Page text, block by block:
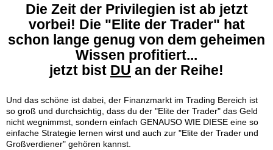
Die Zeit der Privilegien ist ab jetzt
vorbei! Die "Elite der Trader" hat
schon lange genug von dem geheimen
Wissen profitiert...
jetzt bist DU an der Reihe!
Und das schöne ist dabei, der Finanzmarkt im Trading Bereich ist
so groß und durchsichtig, dass du der "Elite der Trader" das Geld
nicht wegnimmst, sondern einfach GENAUSO WIE DIESE eine so
einfache Strategie lernen wirst und auch zur "Elite der Trader und
Großverdiener" gehören kannst.